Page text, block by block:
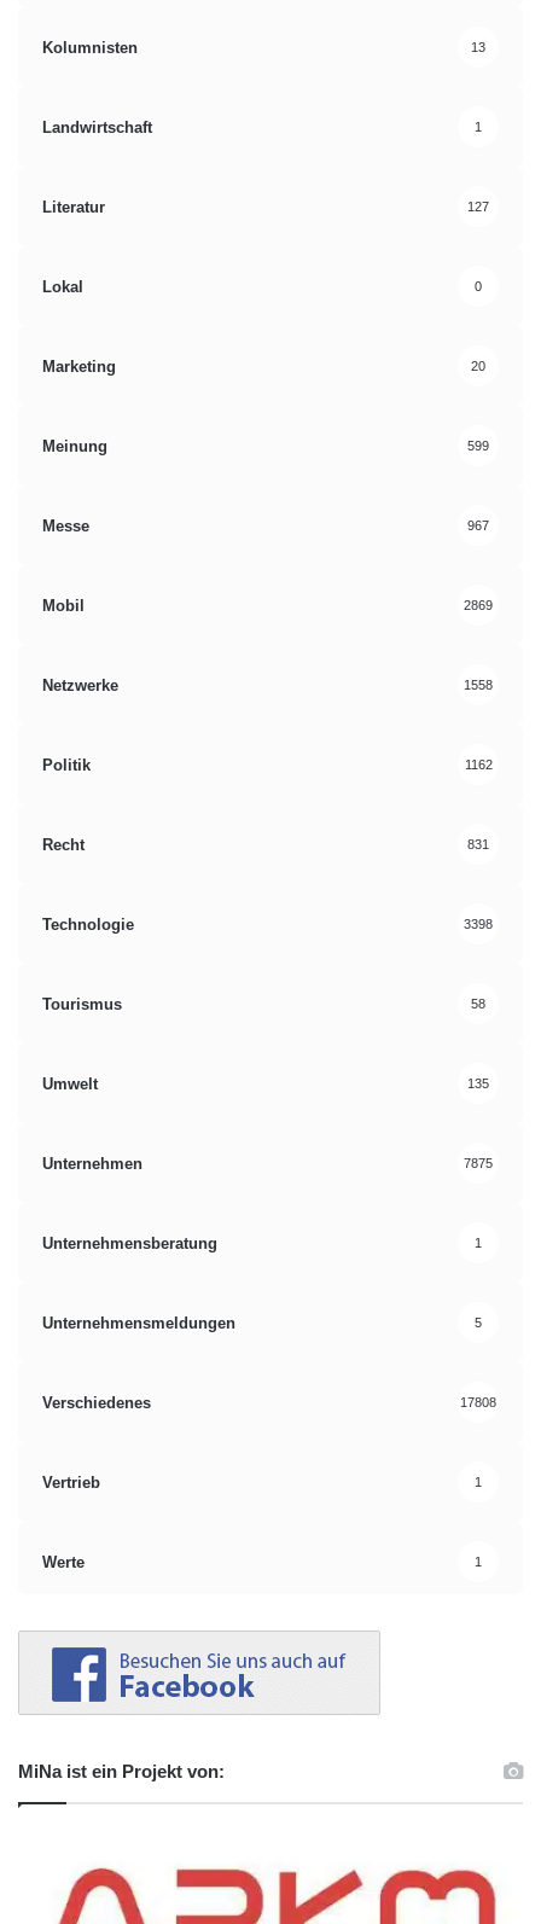
Kolumnisten 13
Landwirtschaft 1
Literatur 127
Lokal 0
Marketing 20
Meinung 599
Messe 967
Mobil 2869
Netzwerke 1558
Politik 1162
Recht 831
Technologie 3398
Tourismus 58
Umwelt 135
Unternehmen 7875
Unternehmensberatung 1
Unternehmensmeldungen 5
Verschiedenes 17808
Vertrieb 1
Werte 1
MiNa ist ein Projekt von: